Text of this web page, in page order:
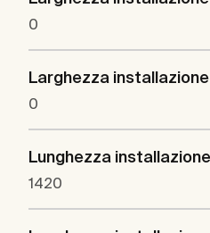
0
Larghezza installazione
0
Lunghezza
1420